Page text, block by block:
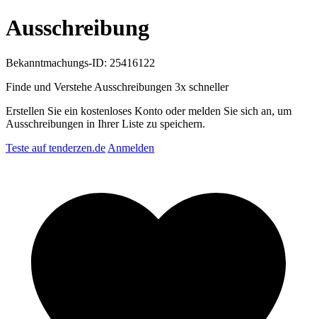
Ausschreibung
Bekanntmachungs-ID: 25416122
Finde und Verstehe Ausschreibungen 3x schneller
Erstellen Sie ein kostenloses Konto oder melden Sie sich an, um
Ausschreibungen in Ihrer Liste zu speichern.
Teste auf tenderzen.de Anmelden